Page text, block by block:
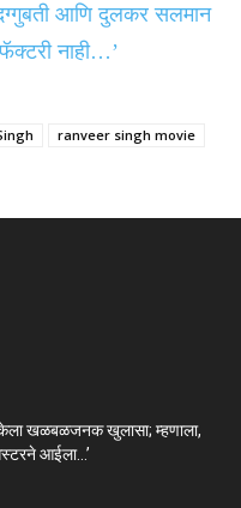
दग्गुबती आणि दुलकर सलमान
फॅक्टरी नाही…’
ranveer singh movie
खळबळजनक खुलासा; म्हणाला,
आईला…’